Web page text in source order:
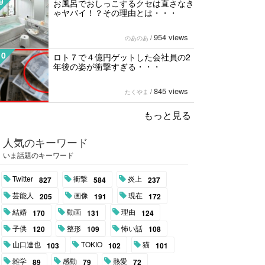
お風呂でおしっこするクセは直さなき
ゃヤバイ！？その理由とは・・・
のあのあ / 954 views
ロト７で４億円ゲットした会社員の2
年後の姿が衝撃すぎる・・・
たくやま / 845 views
もっと見る
人気のキーワード
いま話題のキーワード
Twitter 827 衝撃 584 炎上 237
芸能人 205 画像 191 現在 172
結婚 170 動画 131 理由 124
子供 120 整形 109 怖い話 108
山口達也 103 TOKIO 102 猫 101
雑学 89 感動 79 熱愛 72